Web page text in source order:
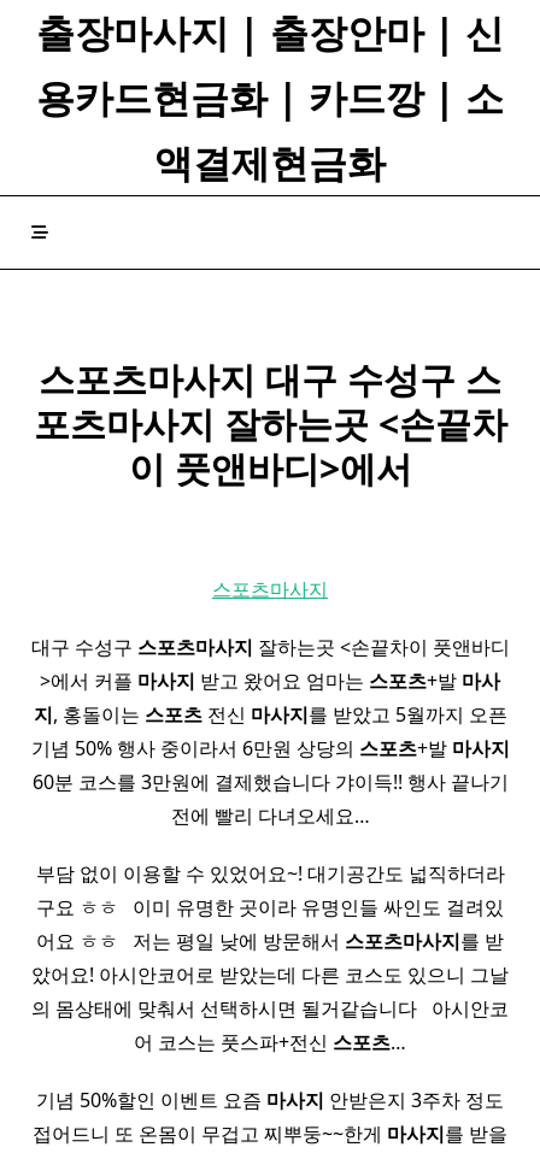
출장마사지 | 출장안마 | 신
용카드현금화 | 카드깡 | 소
액결제현금화
스포츠마사지 대구 수성구 스
포츠마사지 잘하는곳 <손끝차
이 풋앤바디>에서
스포츠마사지
대구 수성구 스포츠마사지 잘하는곳 <손끝차이 풋앤바디
>에서 커플 마사지 받고 왔어요 엄마는 스포츠+발 마사
지, 홍돌이는 스포츠전신 마사지를 받았고 5월까지 오픈
기념 50% 행사 중이라서 6만원 상당의 스포츠+발 마사지
60분 코스를 3만원에 결제했습니다 갸이득!! 행사 끝나기
전에 빨리 다녀오세요…
부담 없이 이용할 수 있었어요~! 대기공간도 넓직하더라
구요 ㅎㅎ ​ ​ 이미 유명한 곳이라 유명인들 싸인도 걸려있
어요 ㅎㅎ ​ ​ 저는 평일 낮에 방문해서 스포츠마사지를 받
았어요! 아시안코어로 받았는데 다른 코스도 있으니 그날
의 몸상태에 맞춰서 선택하시면 될거같습니다 ​ ​ 아시안코
어 코스는 풋스파+전신 스포츠…
기념 50%할인 이벤트 요즘 마사지 안받은지 3주차 정도
접어드니 또 온몸이 무겁고 찌뿌둥~~한게 마사지를 받을